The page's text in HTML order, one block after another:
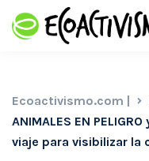
Ecoactivismo.com |
ANIMALES EN
viaje para visibilizar la